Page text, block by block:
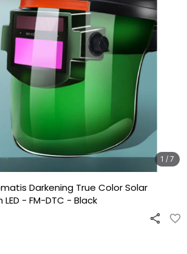
1 / 7
Darkening True Color Solar
- FM-DTC - Black